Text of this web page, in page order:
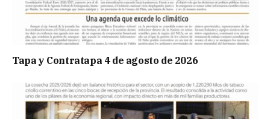
Tapa y Contratapa 4 de agosto de 2026